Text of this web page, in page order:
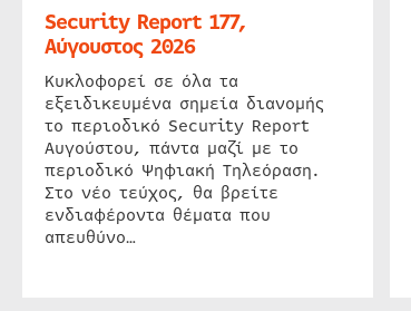
Security Report 177,
Αύγουστος 2026
Κυκλοφορεί σε όλα τα
εξειδικευμένα σημεία διανομής
το περιοδικό Security Report
Αυγούστου, πάντα μαζί με το
περιοδικό Ψηφιακή Τηλεόραση.
Στο νέο τεύχος, θα βρείτε
ενδιαφέροντα θέματα που
απευθύνο…